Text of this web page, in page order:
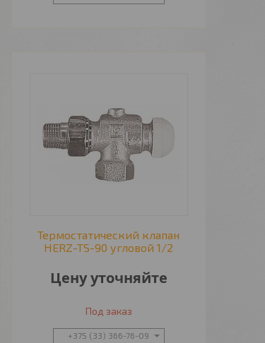
Термостатический клапан
HERZ-TS-90 угловой 1/2
Цену уточняйте
Под заказ
+375 (33) 366-76-09